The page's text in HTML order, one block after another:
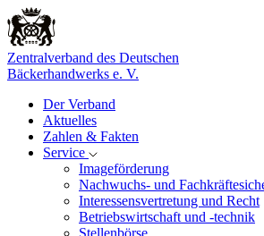
Zentralverband des Deutschen
Bäckerhandwerks e. V.
Der Verband
Aktuelles
Zahlen & Fakten
Service
Imageförderung
Nachwuchs- und
Interessensvertretung und Recht
Betriebswirtschaft und -technik
Stellenbörse